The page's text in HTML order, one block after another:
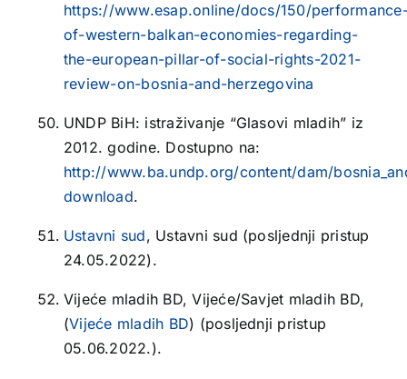
https://www.esap.online/docs/150/
of-western-balkan-economies-regarding-
the-european-pillar-of-social-rights-2021-
review-on-bosnia-and-herzegovina
UNDP BiH: istraživanje “Glasovi mladih” iz
2012. godine. Dostupno na:
http://www.ba.undp.org/content/dam/
download.
Ustavni sud, Ustavni sud (posljednji pristup
24.05.2022).
Vijeće mladih BD, Vijeće/Savjet mladih BD,
(Vijeće mladih BD) (posljednji pristup
05.06.2022.).